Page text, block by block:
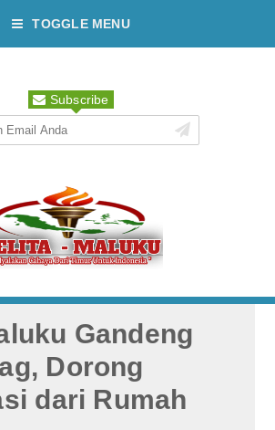
TOGGLE MENU
Subscribe
Gandeng
Dorong
dari Rumah